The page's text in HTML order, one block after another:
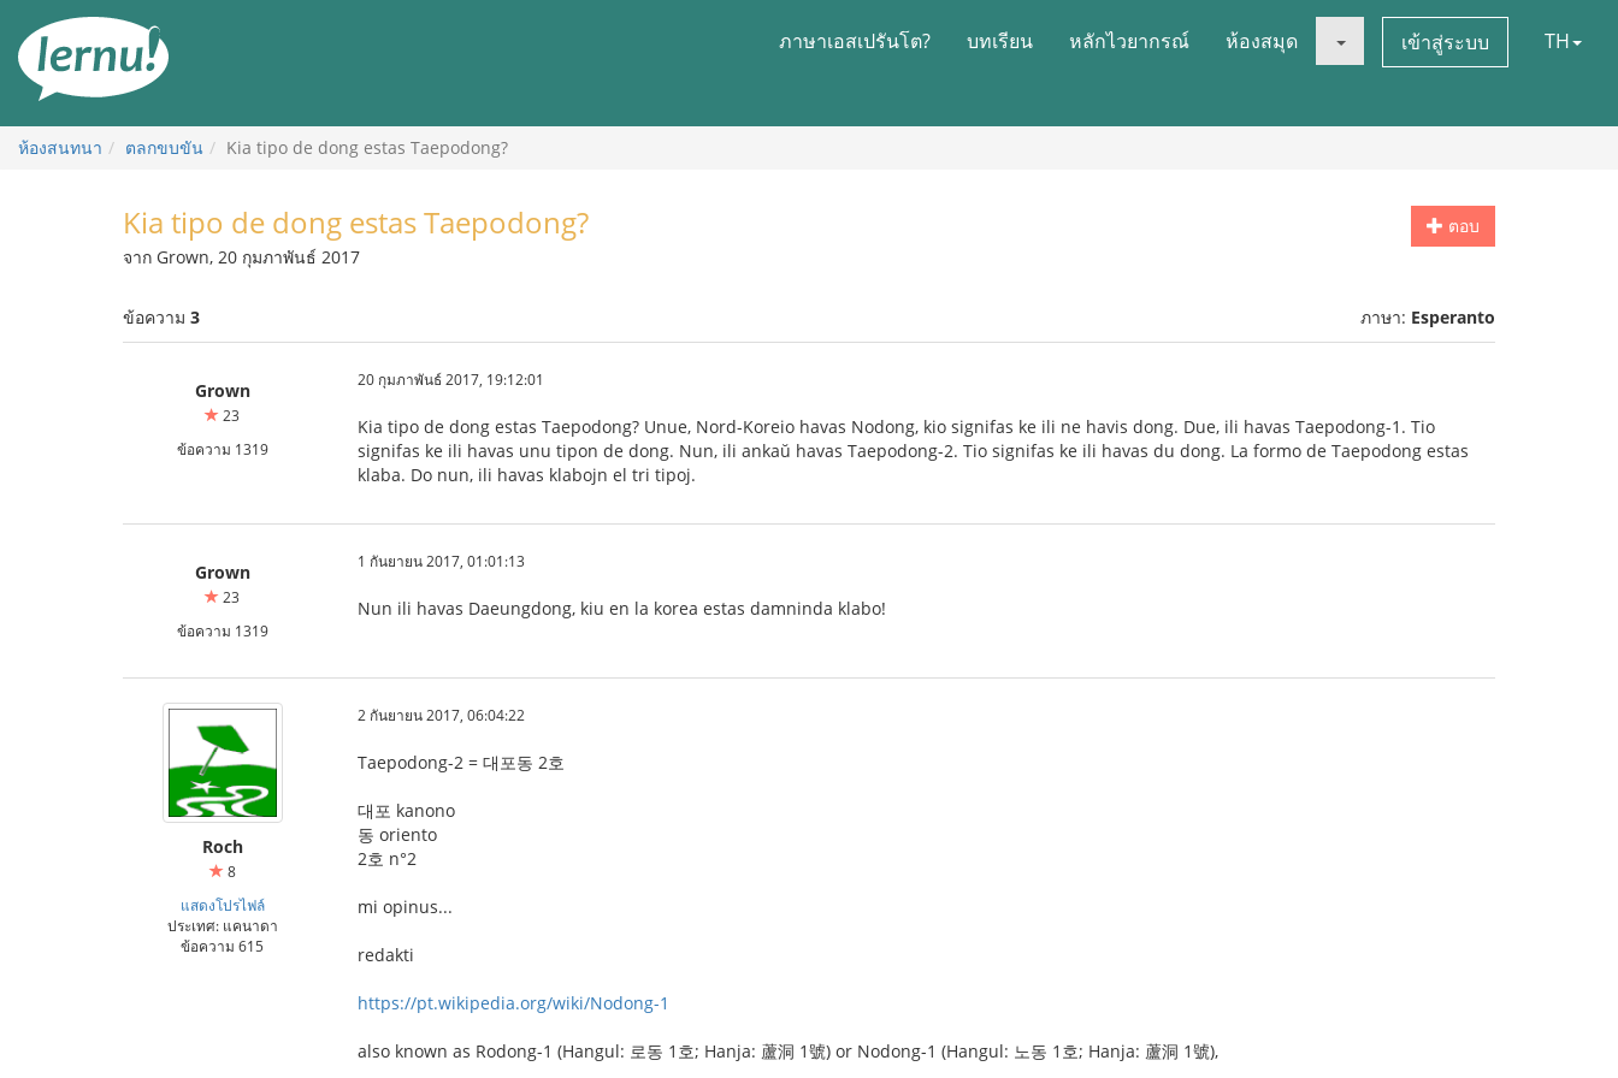
สารบัญ
ภาษาเอสเปรันโต? บทเรียน หลักไวยากรณ์ ห้องสมุด เข้าสู่ระบบ TH
ห้องสนทนา ตลกขบขัน Kia tipo de dong estas Taepodong?
ตอบ
Kia tipo de dong estas Taepodong?
จาก Grown, 20 กุมภาพันธ์ 2017
ข้อความ 3 ภาษา: Esperanto
Grown
23
ข้อความ 1319
20 กุมภาพันธ์ 2017, 19:12:01
Kia tipo de dong estas Taepodong? Unue, Nord-Koreio havas Nodong, kio signifas ke ili ne havis dong. Due, ili havas Taepodong-1. Tio
signifas ke ili havas unu tipon de dong. Nun, ili ankaŭ havas Taepodong-2. Tio signifas ke ili havas du dong. La formo de Taepodong estas
klaba. Do nun, ili havas klabojn el tri tipoj.
Grown
23
ข้อความ 1319
1 กันยายน 2017, 01:01:13
Nun ili havas Daeungdong, kiu en la korea estas damninda klabo!
Roch
8
แสดงโปรไฟล์
ประเทศ: แคนาดา
ข้อความ 615
2 กันยายน 2017, 06:04:22
Taepodong-2 = 대포동 2호
대포 kanono
동 oriento
2호 n°2
mi opinus...
redakti
https://pt.wikipedia.org/wiki/Nodong-1
also known as Rodong-1 (Hangul: 로동 1호; Hanja: 蘆洞 1號) or Nodong-1 (Hangul: 노동 1호; Hanja: 蘆洞 1號),